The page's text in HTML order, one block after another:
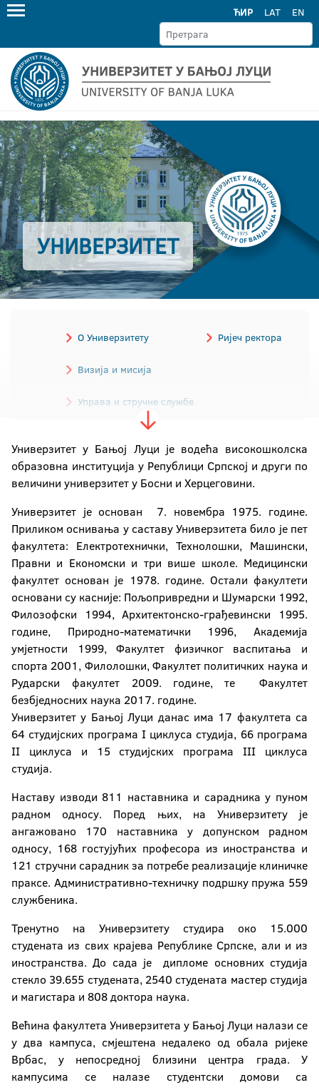
ЋИР LAT EN
УНИВЕРЗИТЕТ
О Универзитету Ријеч ректора
Визија и мисија
Управа и стручне службе
Алумни Акредитација
Фотогалерија Видео галерија
Визуелни идентитет Контакт
Универзитет у Бањој Луци је водећа високошколска
образовна институција у Републици Српској и други по
величини универзитет у Босни и Херцеговини.
Универзитет је основан 7. новембра 1975. године.
Приликом оснивања у саставу Универзитета било је пет
факултета: Електротехнички, Технолошки, Машински,
Правни и Економски и три више школе. Медицински
факултет основан је 1978. године. Остали факултети
основани су касније: Пољопривредни и Шумарски 1992,
Филозофски 1994, Архитектонско-грађевински 1995.
године, Природно-математички 1996, Академија
умјетности 1999, Факултет физичког васпитања и
спорта 2001, Филолошки, Факултет политичких наука и
Рударски факултет 2009. године, те Факултет
безбједносних наука 2017. године.
Универзитет у Бањој Луци данас има 17 факултета са
64 студијских програма I циклуса студија, 66 програма
II циклуса и 15 студијских програма III циклуса
студија.
Наставу изводи 811 наставника и сарадника у пуном
радном односу. Поред њих, на Универзитету је
ангажовано 170 наставника у допунском радном
односу, 168 гостујућих професора из иностранства и
121 стручни сарадник за потребе реализације клиничке
праксе. Административно-техничку подршку пружа 559
службеника.
Тренутно на Универзитету студира око 15.000
студената из свих крајева Републике Српске, али и из
иностранства. До сада је дипломе основних студија
стекло 39.655 студената, 2540 студената мастер студија
и магистара и 808 доктора наука.
Већина факултета Универзитета у Бањој Луци налази се
у два кампуса, смјештена недалеко од обала ријеке
Врбас, у непосредној близини центра града. У
кампусима се налазе студентски домови са